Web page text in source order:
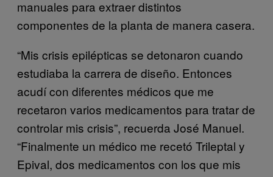
manuales para extraer distintos
componentes de la planta de manera casera.
“Mis crisis epilépticas se detonaron cuando
estudiaba la carrera de diseño. Entonces
acudí con diferentes médicos que me
recetaron varios medicamentos para tratar de
controlar mis crisis”, recuerda José Manuel.
“Finalmente un médico me recetó Trileptal y
Epival, dos medicamentos con los que mis